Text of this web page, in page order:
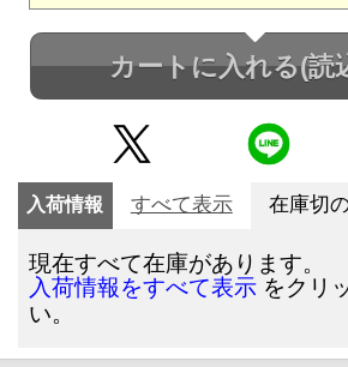
カートに入れる(読
入荷情報 すべて表示 在庫切
現在すべて在庫があります。
入荷情報をすべて表示 をクリ
い。